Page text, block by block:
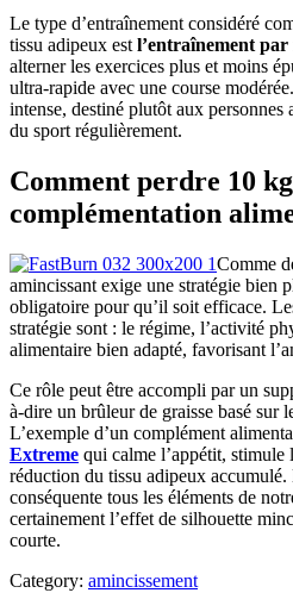
Le type d’entraînement considéré
tissu adipeux est l’entraînement
alterner les exercices plus et moins
ultra-rapide avec une course
intense, destiné plutôt aux
du sport régulièrement.
Comment perdre 10
complémentation
Comme
amincissant exige une stratégie bien
obligatoire pour qu’il soit efficace.
stratégie sont : le régime, l’activité
alimentaire bien adapté, favorisant
Ce rôle peut être accompli par un
à-dire un brûleur de graisse basé sur
L’exemple d’un complément
Extreme qui calme l’appétit, stimule
réduction du tissu adipeux
conséquente tous les éléments de
certainement l’effet de silhouette
courte.
Category: amincissement